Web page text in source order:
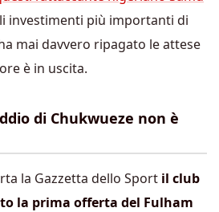
investimenti più importanti di
mai davvero ripagato le attese
è in uscita.
di Chukwueze non è
la Gazzetta dello Sport il club
la prima offerta del Fulham